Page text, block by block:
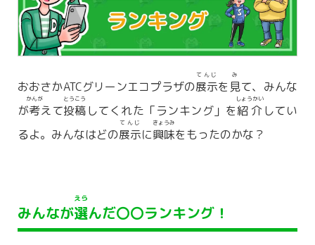
おおさかATCグリーンエコプラザの展示
てんじ
を 見
み
て、みんな
が考
かんが
えて投稿
とうこう
してくれた「ランキング」を紹介
しょうかい
してい
るよ。みんなはどの展示
てんじ
に興味
きょうみ
をもったのかな？
みんなが選
えら
んだ〇〇ランキング！